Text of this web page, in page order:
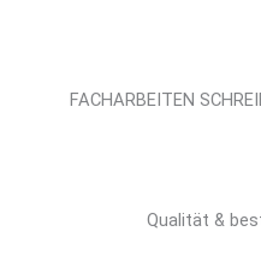
FACHARBEITEN
Qualität &